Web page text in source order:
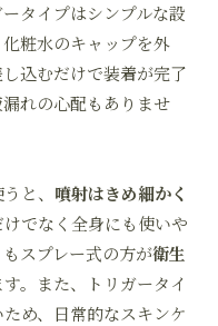
タイプはシンプルな設
粧水のキャップを外
込むだけで装着が完了
れの心配もありませ
と、 噴射はきめ細かく
けでなく全身にも使いや
スプレー式の方が衛生
。また、トリガータイ
め、日常的なスキンケ